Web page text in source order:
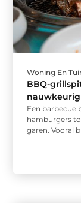
Woning En
BBQ-
Een barbecue
hamburgers
garen. Vooral